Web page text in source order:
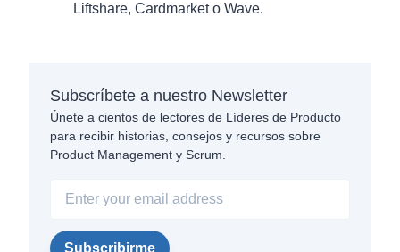
Liftshare, Cardmarket o Wave.
Subscríbete a nuestro Newsletter
Únete a cientos de lectores de Líderes de Producto
para recibir historias, consejos y recursos sobre
Product Management y Scrum.